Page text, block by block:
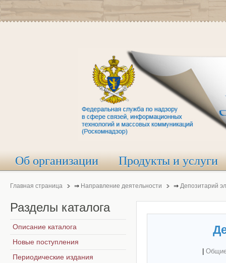
Об организации Продукты и услуги
Главная страница ⇒ Направление деятельности ⇒ Депозитарий
Разделы каталога
Описание каталога
Новые поступления
Периодические издания